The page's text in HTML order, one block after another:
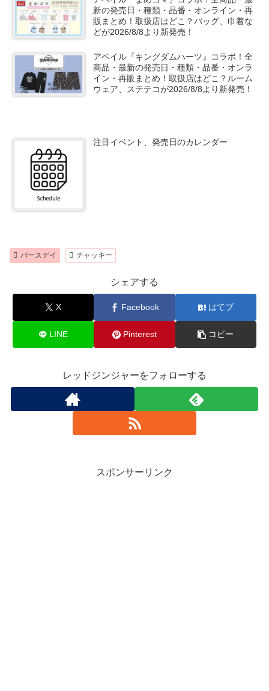
新の発売日・種類・品番・オンライン・再
販まとめ！取扱店はどこ？バッグ、巾着な
どが2026/8/8より新発売！
アベイル『キングダムハーツ』コラボ！全
商品・最新の発売日・種類・品番・オンラ
イン・再販まとめ！取扱店はどこ？ルーム
ウェア、ステテコが2026/8/8より新発売！
注目イベント、発売日のカレンダー
バースデイ チャッキー
シェアする
X Facebook はてブ
LINE Pinterest コピー
レッドジンジャーをフォローする
スポンサーリンク